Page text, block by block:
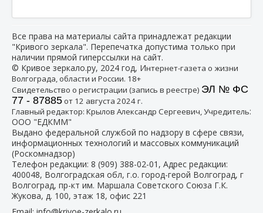
Все права на материалы сайта принадлежат редакции
"Кривого зеркала". Перепечатка допустима только при
наличии прямой гиперссылки на сайт.
© Кривое зеркало.ру, 2024 год, Интернет-газета о жизни
Волгограда, области и России. 18+
Свидетельство о регистрации (запись в реестре) ЭЛ № ФС
77 - 87885от 12 августа 2024 г.
Главный редактор: Крылов Александр Сергеевич, Учредитель:
ООО "ЕДКММ"
Выдано федеральной службой по надзору в сфере связи,
информационных технологий и массовых коммуникаций
(Роскомнадзор)
Телефон редакции: 8 (909) 388-02-01 , Адрес редакции:
400048, Волгоградская обл, г.о. город-герой Волгоград, г
Волгоград, пр-кт им. Маршала Советского Союза Г.К.
Жукова, д. 100, этаж 18, офис 221